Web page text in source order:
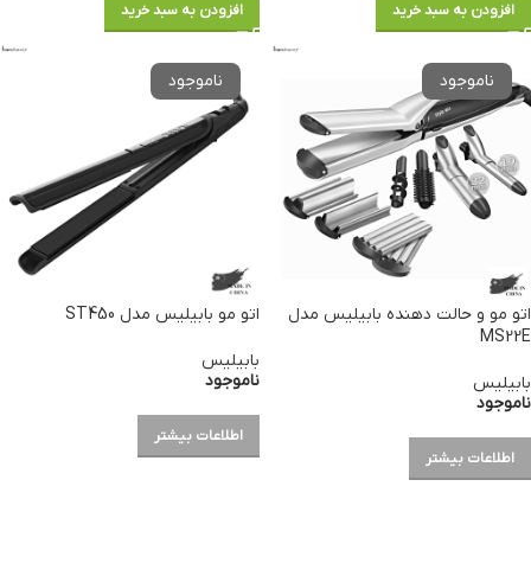
افزودن به سبد خرید افزودن به سبد خرید
اتو مو و حالت دهنده بابیلیس مدل
MS22E
بابیلیس
ناموجود
اطلاعات بیشتر
اتو مو بابیلیس مدل ST450
بابیلیس
ناموجود
اطلاعات بیشتر